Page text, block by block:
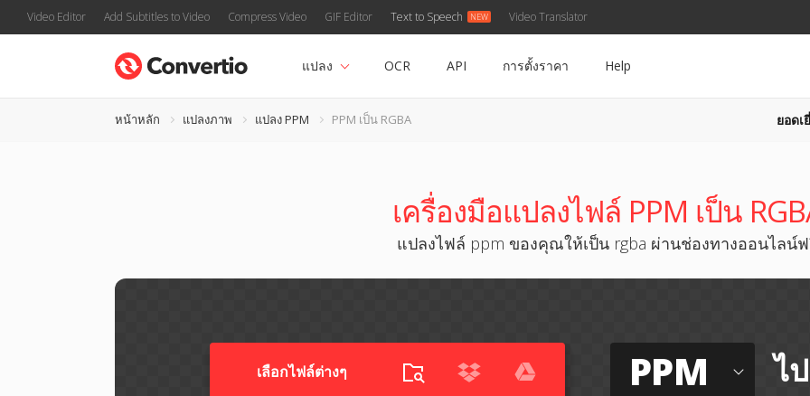
Video Editor Add Subtitles to Video Compress Video GIF Editor Text to Speech Video Translator
แปลง OCR API การตั้งราคา Help
หน้าหลัก แปลงภาพ แปลง PPM PPM เป็น RGBA ยอดเ
เครื่องมือแปลงไฟล์ PPM เป็น
แปลงไฟล์ ppm ของคุณให้เป็น rgba ผ่านช่องทางออนไลน์
เลือกไฟล์ต่างๆ​ PPM ไ